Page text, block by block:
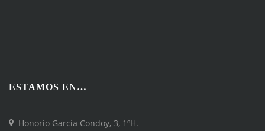
ESTAMOS EN…
Honorio García Condoy, 3, 1ºH.